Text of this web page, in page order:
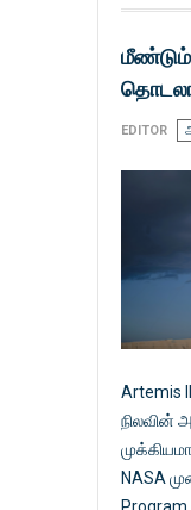
EDITOR
Artemis
நிலவின்
NASA